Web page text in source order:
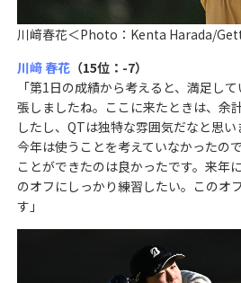
川﨑春花＜Photo：Kenta Harada/
川﨑 春花（15位：-7）
「第1日の成績から考えると、満足し
張しましたね。ここに来たときは、余
したし、QTは独特な雰囲気だなと思
今年は使うことを考えていなかったの
ことができたのは良かったです。来年
のオフにしっかり練習したい。このオ
す」